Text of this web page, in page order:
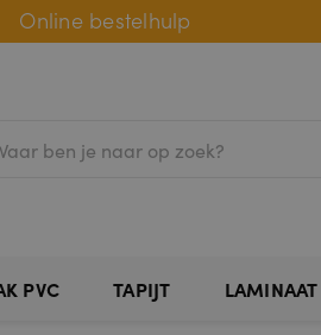
Online bestelhulp
PVC TAPIJT LAMINAAT